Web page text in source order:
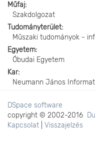
Műfaj
Szakdolgozat
Tudományterület
Műszaki tudományok -
Egyetem
Óbudai Egyetem
Kar
Neumann János
DSpace software
copyright © 2002-2016
Kapcsolat
Visszajelzés